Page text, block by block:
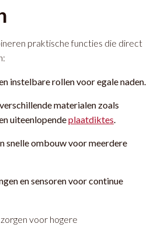
praktische functies die direct
instelbare rollen voor egale naden.
materialen zoals
uiteenlopendeplaatdiktes
snelle ombouw voor meerdere
en sensoren voor continue
voor hogere